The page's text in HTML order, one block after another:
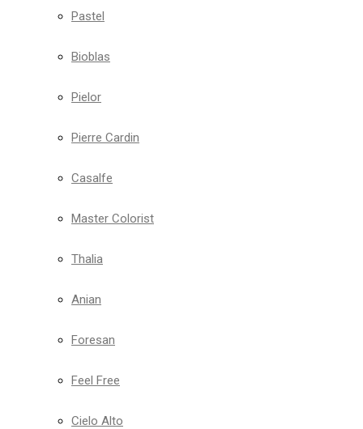
Pastel
Bioblas
Pielor
Pierre Cardin
Casalfe
Master Colorist
Thalia
Anian
Foresan
Feel Free
Cielo Alto